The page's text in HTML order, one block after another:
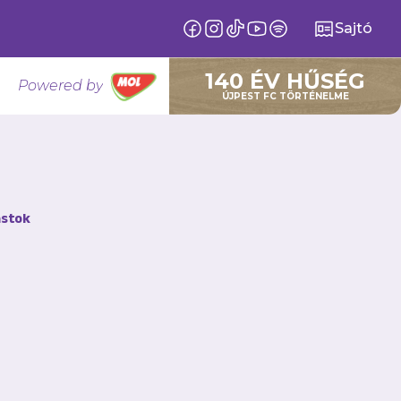
Sajtó
Powered by 140 ÉV HŰSÉG
ÚJPEST FC TÖRTÉNELME